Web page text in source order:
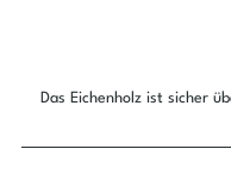
Das Eichenholz ist sicher